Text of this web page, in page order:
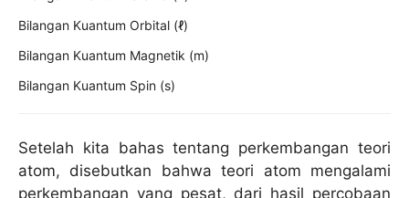
Setelah kita bahas tentang perkembangan teori
atom, disebutkan bahwa teori atom mengalami
perkembangan yang pesat, dari hasil percobaan
Bilangan Kuantum Orbital (ℓ)
Bilangan Kuantum Magnetik (m)
Bilangan Kuantum Spin (s)